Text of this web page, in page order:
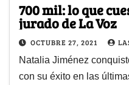
700 mil: lo que
jurado de La Voz
OCTUBRE 27, 2021
Natalia Jiménez
con su éxito en las